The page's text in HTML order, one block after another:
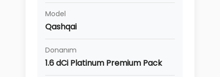
Model
Qashqai
Donanım
1.6 dCi Platinum Premium Pack